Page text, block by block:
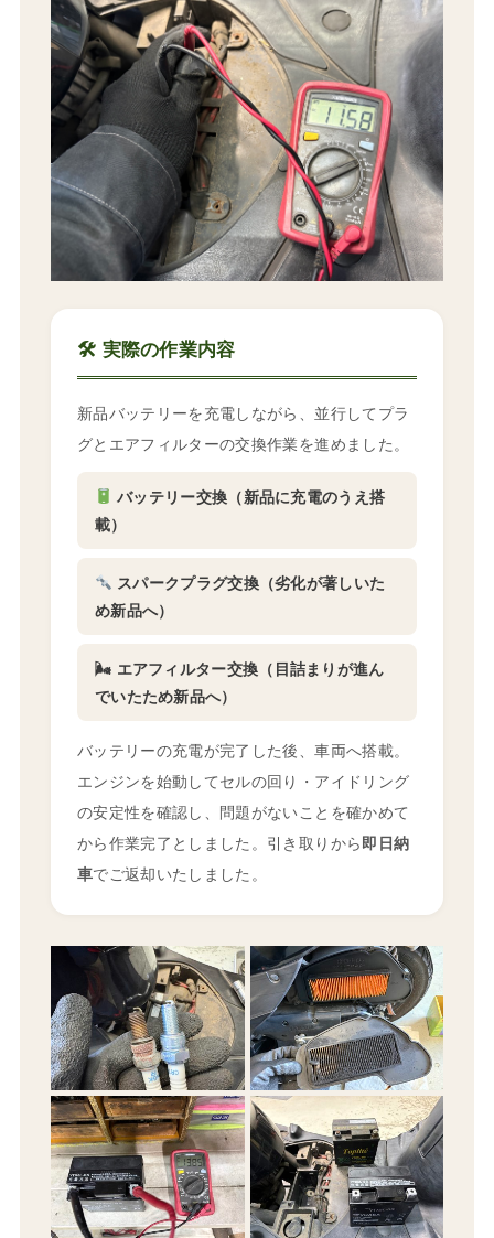
🛠 実際の作業内容
新品バッテリーを充電しながら、並行してプラ
グとエアフィルターの交換作業を進めました。
バッテリー交換（新品に充電のうえ搭
載）
スパークプラグ交換（劣化が著しいた
め新品へ）
🌬 エアフィルター交換（目詰まりが進ん
でいたため新品へ）
バッテリーの充電が完了した後、車両へ搭載。
エンジンを始動してセルの回り・アイドリング
の安定性を確認し、問題がないことを確かめて
から作業完了としました。引き取りから即日納
車でご返却いたしました。